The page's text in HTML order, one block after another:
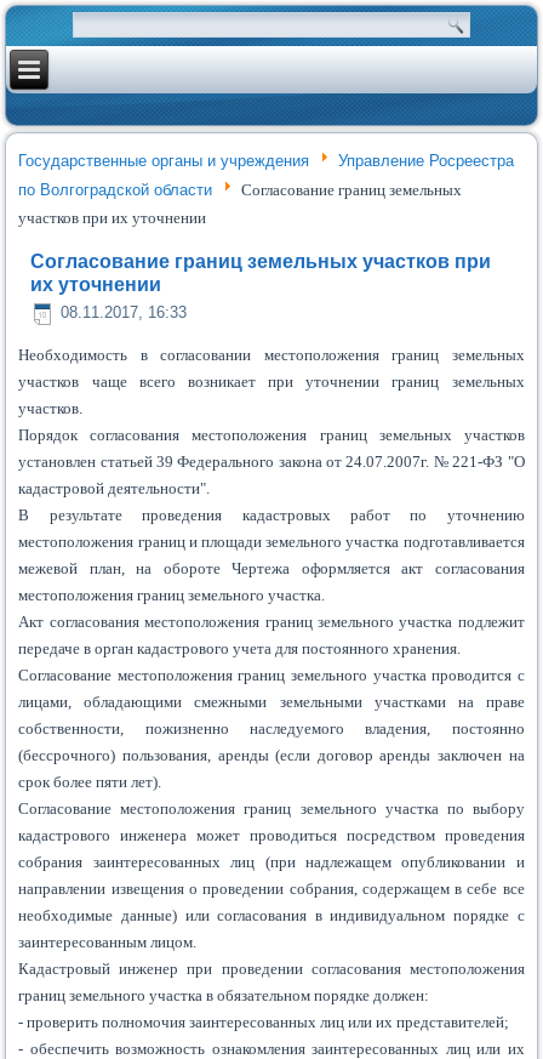
Государственные органы и учреждения
Управление Росреестра
по Волгоградской области
Согласование границ земельных
участков при их уточнении
Согласование границ земельных участков при
их уточнении
08.11.2017, 16:33
Необходимость в согласовании местоположения границ земельных
участков чаще всего возникает при уточнении границ земельных
участков.
Порядок согласования местоположения границ земельных участков
установлен статьей 39 Федерального закона от 24.07.2007г. № 221-ФЗ "О
кадастровой деятельности".
В результате проведения кадастровых работ по уточнению
местоположения границ и площади земельного участка подготавливается
межевой план, на обороте Чертежа оформляется акт согласования
местоположения границ земельного участка.
Акт согласования местоположения границ земельного участка подлежит
передаче в орган кадастрового учета для постоянного хранения.
Согласование местоположения границ земельного участка проводится с
лицами, обладающими смежными земельными участками на праве
собственности, пожизненно наследуемого владения, постоянно
(бессрочного) пользования, аренды (если договор аренды заключен на
срок более пяти лет).
Согласование местоположения границ земельного участка по выбору
кадастрового инженера может проводиться посредством проведения
собрания заинтересованных лиц (при надлежащем опубликовании и
направлении извещения о проведении собрания, содержащем в себе все
необходимые данные) или согласования в индивидуальном порядке с
заинтересованным лицом.
Кадастровый инженер при проведении согласования местоположения
границ земельного участка в обязательном порядке должен:
- проверить полномочия заинтересованных лиц или их представителей;
- обеспечить возможность ознакомления заинтересованных лиц или их